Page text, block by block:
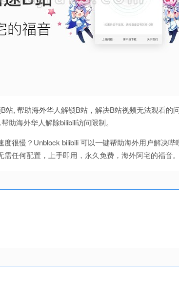
站, 帮助海外华人解锁B站，解决B站视频无法观看的
助海外华人解除bilibili访问限制。
很慢？Unblock bilibili 可以一键帮助海外用户解决
任何配置，上手即用，永久免费，海外阿宅的福音。